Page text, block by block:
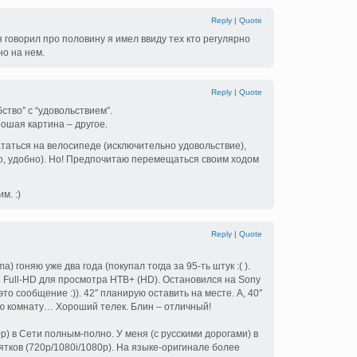
Reply | Quote
про половину я имел ввиду тех кто регулярно
на нем.
Reply | Quote
с “удовольствием”.
картина – другое.
на велосипеде (исключительно удовольствие),
удобно). Но! Предпочитаю перемещаться своим ходом
:)
Reply | Quote
гоняю уже два года (покупал тогда за 95-ть штук :( ).
Full-HD для просмотра НТВ+ (HD). Остановился на Sony
сообщение :)). 42″ планирую оставить на месте. А, 40″
комнату… Хороший телек. Блин – отличный!
в Сети полным-полно. У меня (с русскими дорогами) в
(720p/1080i/1080p). На языке-оригинале более